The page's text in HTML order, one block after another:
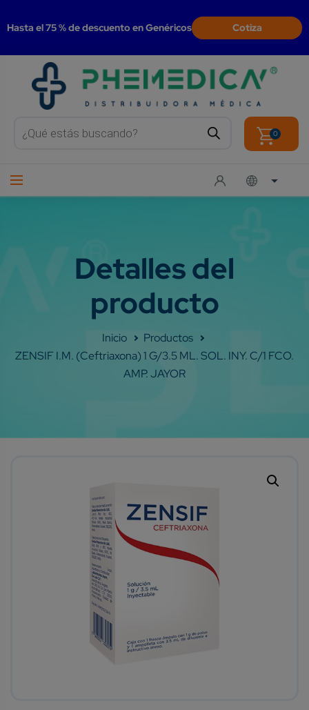
Hasta el 75 % de descuento en Genéricos Cotiza
search 0
Shop
ZENSIF I.M. (ceftriaxona) 1 G/3.5 ML. SOL. INY. C/1 FCO.
AMP. JAYOR